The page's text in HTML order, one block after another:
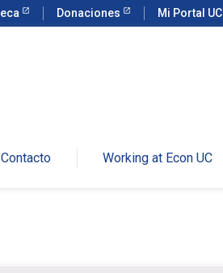
Donaciones Mi Portal UC
Contacto Working at Econ UC